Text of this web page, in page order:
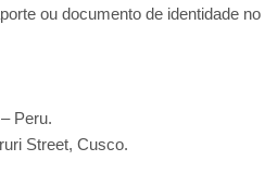
ou documento de identidade
Peru.
Street, Cusco.